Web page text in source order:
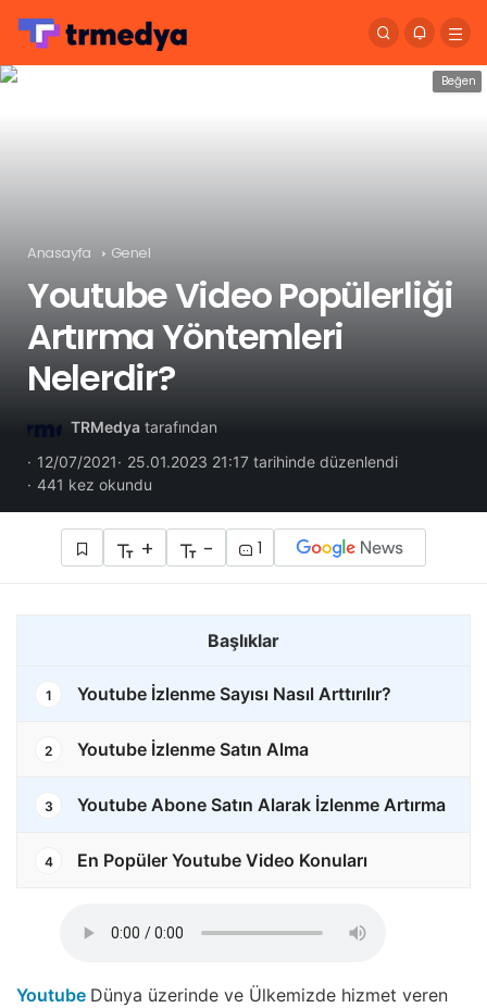
Anasayfa Genel
Youtube Video Popülerliği
Artırma Yöntemleri
Nelerdir?
TRMedya tarafından
12/07/2021
25.01.2023 21:17 tarihinde düzenlendi
441 kez okundu
+ - 1
Başlıklar
1 Youtube İzlenme Sayısı Nasıl Arttırılır?
2 Youtube İzlenme Satın Alma
3 Youtube Abone Satın Alarak İzlenme Artırma
4 En Popüler Youtube Video Konuları
Youtube Dünya üzerinde ve Ülkemizde hizmet veren
Beğen